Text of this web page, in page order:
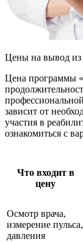
Цены на вывод из
Цена программы
зависит от
участия в
ознакомиться с
Что входит в
цену
Осмотр врача,
измерение пульса,
давления